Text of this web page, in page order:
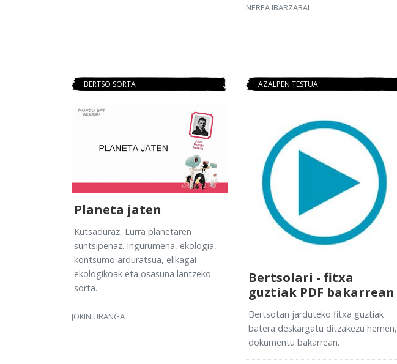
NEREA IBARZABAL
BERTSO SORTA
Planeta jaten
Kutsaduraz, Lurra planetaren
suntsipenaz. Ingurumena, ekologia,
kontsumo arduratsua, elikagai
ekologikoak eta osasuna lantzeko
sorta.
JOKIN URANGA
AZALPEN TESTUA
Bertsolari - fitxa
guztiak PDF bakarrean
Bertsotan jarduteko fitxa guztiak
batera deskargatu ditzakezu hemen,
dokumentu bakarrean.